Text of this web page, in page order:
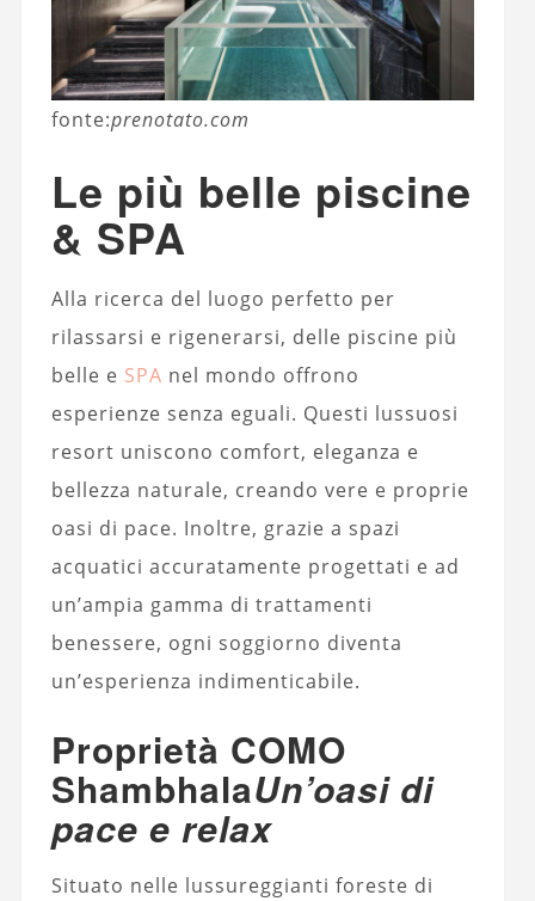
fonte:prenotato.com
Le più belle piscine
& SPA
Alla ricerca del luogo perfetto per
rilassarsi e rigenerarsi, delle piscine più
belle e SPA nel mondo offrono
esperienze senza eguali. Questi lussuosi
resort uniscono comfort, eleganza e
bellezza naturale, creando vere e proprie
oasi di pace. Inoltre, grazie a spazi
acquatici accuratamente progettati e ad
un’ampia gamma di trattamenti
benessere, ogni soggiorno diventa
un’esperienza indimenticabile.
Proprietà COMO
ShambhalaUn’oasi di
pace e relax
Situato nelle lussureggianti foreste di